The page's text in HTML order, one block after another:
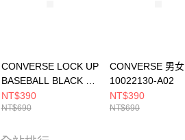
CONVERSE LOCK UP
BASEBALL BLACK 男
女 棒球帽 10022130-
A01
NT$390
NT$690
CONVERSE 男
10022130-A02
NT$390
NT$690